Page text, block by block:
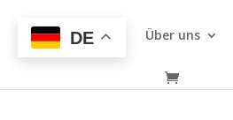
Über uns
DE